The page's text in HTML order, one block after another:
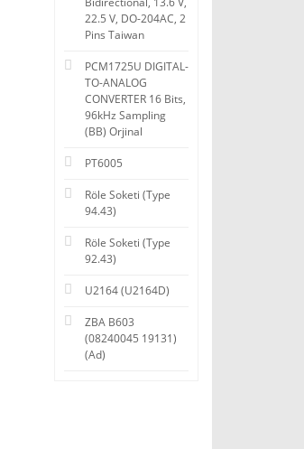
22.5 V, DO-204AC, 2
Pins Taiwan
PCM1725U DIGITAL-
TO-ANALOG
CONVERTER 16 Bits,
96kHz Sampling
(BB) Orjinal
PT6005
Röle Soketi (Type
94.43)
Röle Soketi (Type
92.43)
U2164 (U2164D)
ZBA B603
(08240045 19131)
(Ad)